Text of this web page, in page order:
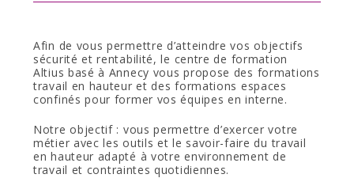
Afin de vous permettre d’atteindre vos objectifs
sécurité et rentabilité, le centre de formation
Altius basé à Annecy vous propose des formations
travail en hauteur et des formations espaces
confinés pour former vos équipes en interne.
Notre objectif : vous permettre d’exercer votre
métier avec les outils et le savoir-faire du travail
en hauteur adapté à votre environnement de
travail et contraintes quotidiennes.